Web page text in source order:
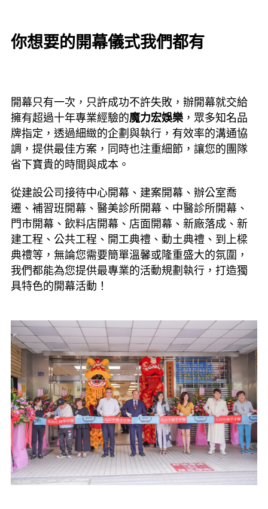
你想要的開幕儀式我們都有
開幕只有一次，只許成功不許失敗，辦開幕就交給
擁有超過十年專業經驗的魔力宏娛樂 ，眾多知名品
牌指定，透過細緻的企劃與執行，有效率的溝通協
調，提供最佳方案，同時也注重細節，讓您的團隊
省下寶貴的時間與成本。
從建設公司接待中心開幕、建案開幕、辦公室喬
遷、補習班開幕、醫美診所開幕、中醫診所開幕、
門市開幕、飲料店開幕、店面開幕、新廠落成、新
建工程、公共工程、開工典禮、動土典禮、到上樑
典禮等，無論您需要簡單溫馨或隆重盛大的氛圍，
我們都能為您提供最專業的活動規劃執行，打造獨
具特色的開幕活動！